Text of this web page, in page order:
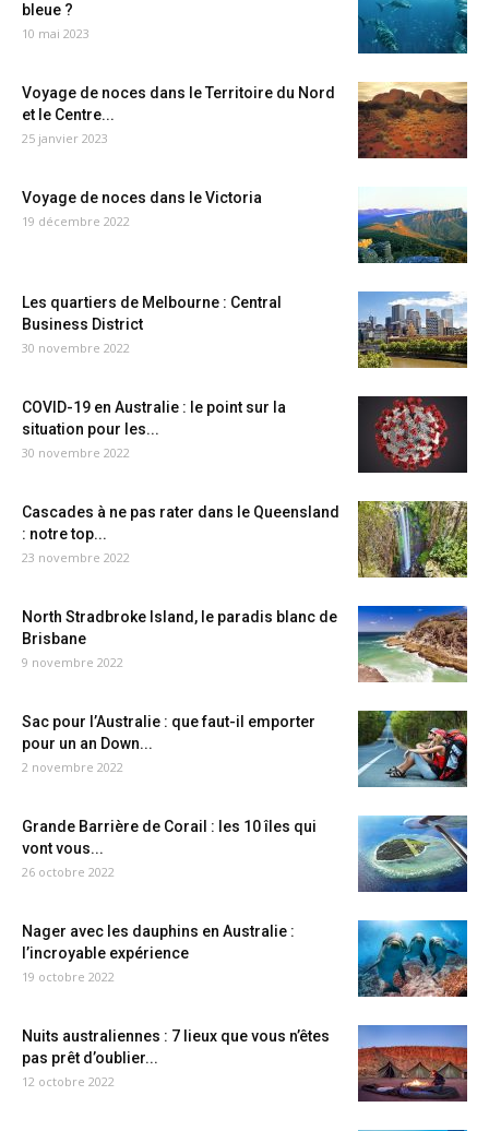
bleue ?
10 mai 2023
Voyage de noces dans le Territoire du Nord
et le Centre...
25 janvier 2023
Voyage de noces dans le Victoria
19 décembre 2022
Les quartiers de Melbourne : Central
Business District
30 novembre 2022
COVID-19 en Australie : le point sur la
situation pour les...
30 novembre 2022
Cascades à ne pas rater dans le Queensland
: notre top...
23 novembre 2022
North Stradbroke Island, le paradis blanc de
Brisbane
9 novembre 2022
Sac pour l’Australie : que faut-il emporter
pour un an Down...
2 novembre 2022
Grande Barrière de Corail : les 10 îles qui
vont vous...
26 octobre 2022
Nager avec les dauphins en Australie :
l’incroyable expérience
19 octobre 2022
Nuits australiennes : 7 lieux que vous n’êtes
pas prêt d’oublier...
12 octobre 2022